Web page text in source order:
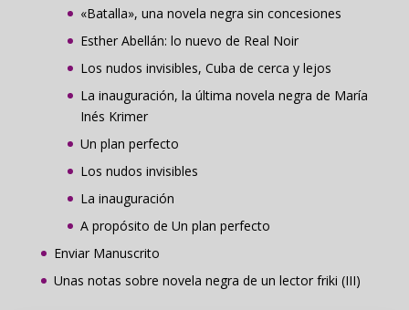
«Batalla», una novela negra sin concesiones
Esther Abellán: lo nuevo de Real Noir
Los nudos invisibles, Cuba de cerca y lejos
La inauguración, la última novela negra de María
Inés Krimer
Un plan perfecto
Los nudos invisibles
La inauguración
A propósito de Un plan perfecto
Enviar Manuscrito
Unas notas sobre novela negra de un lector friki (III)